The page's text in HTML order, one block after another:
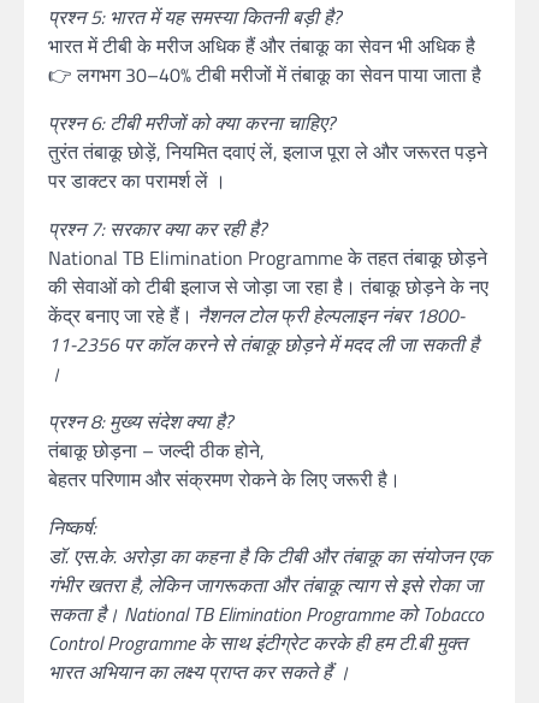
प्रश्न 5: भारत में यह समस्या कितनी बड़ी है?
भारत में टीबी के मरीज अधिक हैं और तंबाकू का सेवन भी अधिक है
👉 लगभग 30–40% टीबी मरीजों में तंबाकू का सेवन पाया जाता है
प्रश्न 6: टीबी मरीजों को क्या करना चाहिए?
तुरंत तंबाकू छोड़ें, नियमित दवाएं लें, इलाज पूरा ले और जरूरत पड़ने
पर डाक्टर का परामर्श लें ।
प्रश्न 7: सरकार क्या कर रही है?
National TB Elimination Programme के तहत तंबाकू छोड़ने
की सेवाओं को टीबी इलाज से जोड़ा जा रहा है। तंबाकू छोड़ने के नए
केंद्र बनाए जा रहे हैं। नैशनल टोल फ्री हेल्पलाइन नंबर 1800-
11-2356 पर कॉल करने से तंबाकू छोड़ने में मदद ली जा सकती है
।
प्रश्न 8: मुख्य संदेश क्या है?
तंबाकू छोड़ना – जल्दी ठीक होने,
बेहतर परिणाम और संक्रमण रोकने के लिए जरूरी है।
निष्कर्ष:
डॉ. एस.के. अरोड़ा का कहना है कि टीबी और तंबाकू का संयोजन एक
गंभीर खतरा है, लेकिन जागरूकता और तंबाकू त्याग से इसे रोका जा
सकता है। National TB Elimination Programme को Tobacco
Control Programme के साथ इंटीग्रेट करके ही हम टी.बी मुक्त
भारत अभियान का लक्ष्य प्राप्त कर सकते हैं ।